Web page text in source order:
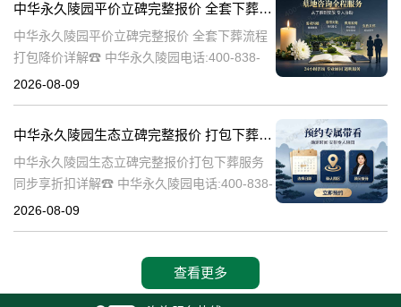
中华永久陵园平价立碑完整报价 全套下葬流程打包降价详解
中华永久陵园平价立碑完整报价 全套下葬流程
打包降价详解☎ 中华永久陵园电话:400-838-
5063在人生的旅途中，每个人都会经历生老病
2026-08-09
中华永久陵园生态立碑完整报价 打包下葬服务同步享折扣详解
中华永久陵园生态立碑完整报价打包下葬服务
同步享折扣详解☎ 中华永久陵园电话:400-838-
5063中华永久陵园作为国内知名的陵园之一，
2026-08-09
查看更多